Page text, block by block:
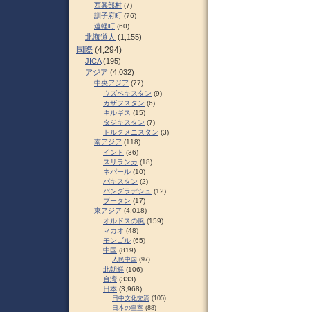
西興部村 (7)
訓子府町 (76)
遠軽町 (60)
北海道人 (1,155)
国際 (4,294)
JICA(195)
アジア (4,032)
中央アジア (77)
ウズベキスタン (9)
カザフスタン (6)
キルギス (15)
タジキスタン (7)
トルクメニスタン (3)
南アジア (118)
インド (36)
スリランカ (18)
ネパール (10)
パキスタン (2)
バングラデシュ (12)
ブータン (17)
東アジア (4,018)
オルドスの風 (159)
マカオ (48)
モンゴル (65)
中国 (819)
人民中国 (97)
北朝鮮 (106)
台湾 (333)
日本 (3,968)
日中文化交流 (105)
日本の皇室 (88)